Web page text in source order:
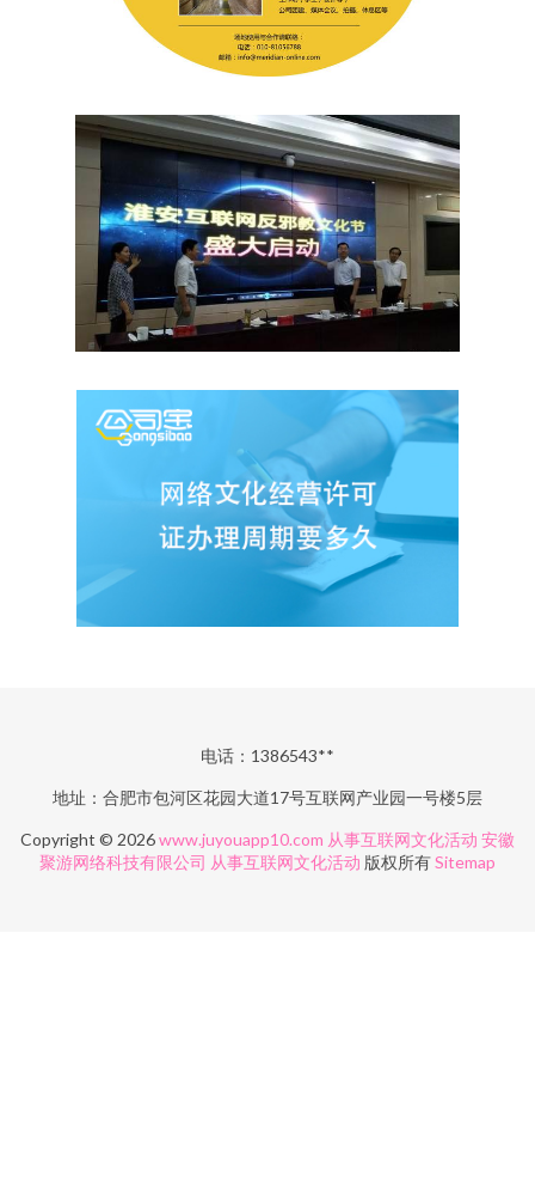
电话：1386543**
地址：合肥市包河区花园大道17号互联网产业园一号楼5层
Copyright © 2026www.juyouapp10.com 从事互联网文化活动 安徽
聚游网络科技有限公司 从事互联网文化活动 版权所有Sitemap